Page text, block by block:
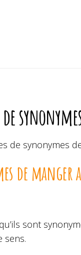
de synonymes
de manger
sont
sens.